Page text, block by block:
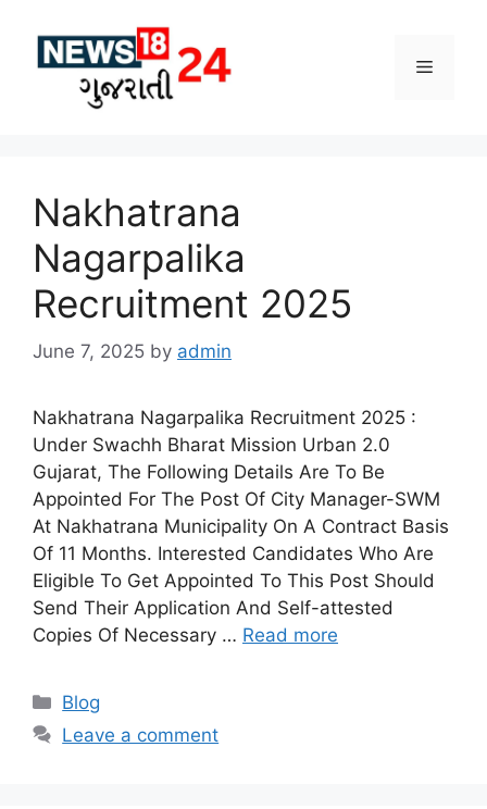
content
Menu
Nakhatrana
Nagarpalika
Recruitment 2025
June 7, 2025 by admin
Nakhatrana Nagarpalika Recruitment 2025 :
Under Swachh Bharat Mission Urban 2.0
Gujarat, The Following Details Are To Be
Appointed For The Post Of City Manager-SWM
At Nakhatrana Municipality On A Contract Basis
Of 11 Months. Interested Candidates Who Are
Eligible To Get Appointed To This Post Should
Send Their Application And Self-attested
Copies Of Necessary … Read more
Categories
Blog
Leave a comment